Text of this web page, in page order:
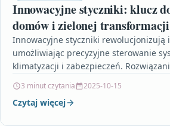
Innowacyjne styczniki: klucz
domów i zielonej transformacji
Innowacyjne styczniki rewolucjonizują
umożliwiając precyzyjne sterowanie
klimatyzacji i zabezpieczeń.
3 minut czytania 2025-10-15
Czytaj więcej